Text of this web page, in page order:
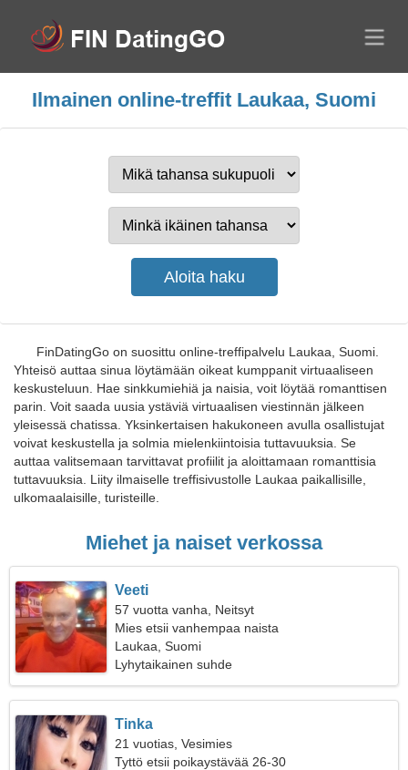
Ilmainen online-treffit Laukaa, Suomi
FinDatingGo on suosittu online-treffipalvelu Laukaa, Suomi.
Yhteisö auttaa sinua löytämään oikeat kumppanit virtuaaliseen
keskusteluun. Hae sinkkumiehiä ja naisia, voit löytää romanttisen
parin. Voit saada uusia ystäviä virtuaalisen viestinnän jälkeen
yleisessä chatissa. Yksinkertaisen hakukoneen avulla osallistujat
voivat keskustella ja solmia mielenkiintoisia tuttavuuksia. Se
auttaa valitsemaan tarvittavat profiilit ja aloittamaan romanttisia
tuttavuuksia. Liity ilmaiselle treffisivustolle Laukaa paikallisille,
ulkomaalaisille, turisteille.
Miehet ja naiset verkossa
Veeti
57 vuotta vanha, Neitsyt
Mies etsii vanhempaa naista
Laukaa, Suomi
Lyhytaikainen suhde
Tinka
21 vuotias, Vesimies
Tyttö etsii poikaystävää 26-30